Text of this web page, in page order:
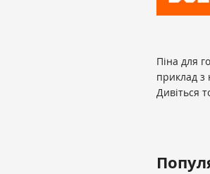
Піна для
приклад з
Дивіться